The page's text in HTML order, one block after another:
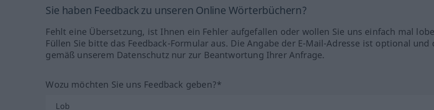
Sie haben Feedback zu unseren Online Wörterbüchern?
Fehlt eine Übersetzung, ist Ihnen ein Fehler aufgefallen oder wollen Sie uns einfach mal
Füllen Sie bitte das Feedback-Formular aus. Die Angabe der E-Mail-Adresse ist optional und
gemäß unserem Datenschutz nur zur Beantwortung Ihrer Anfrage.
Wozu möchten Sie uns Feedback geben?*